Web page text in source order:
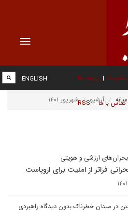
Toggle
عضویت پیوند ها
تماس با ما RSS
ENGLISH
آرشیو شهریور ۱۴۰۱
بحران‌های ارزشی و هویتی
فراتر از امنیت برای اروپاست
در میدان خطرناک بدون دیدگاه راهبردی